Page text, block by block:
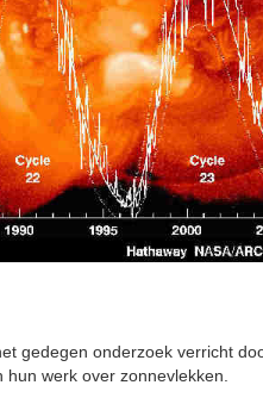
gedegen onderzoek verricht
hun werk over zonnevlekken.